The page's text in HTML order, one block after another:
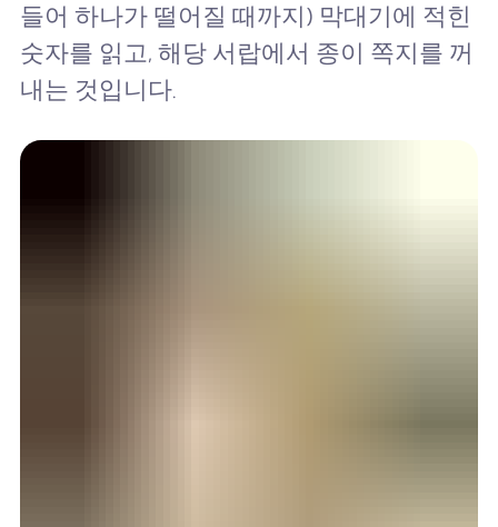
들어 하나가 떨어질 때까지) 막대기에 적힌
숫자를 읽고, 해당 서랍에서 종이 쪽지를 꺼
내는 것입니다.